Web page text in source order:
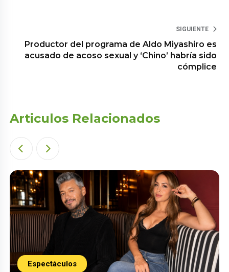
SIGUIENTE
Productor del programa de Aldo Miyashiro es
acusado de acoso sexual y ‘Chino’ habría sido
cómplice
Articulos Relacionados
Espectáculos